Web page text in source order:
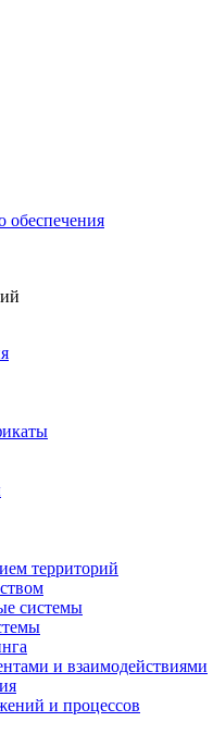
обеспечения
территорий
системы
и взаимодействиями
и процессов